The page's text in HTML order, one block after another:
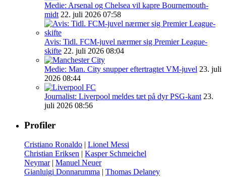
Medie: Arsenal og Chelsea vil kapre Bournemouth-
midt 22. juli 2026 07:58
Avis: Tidl. FCM-juvel nærmer sig Premier League-
skifte 22. juli 2026 08:04
Medie: Man. City snupper eftertragtet VM-juvel 23. juli
2026 08:44
Journalist: Liverpool meldes tæt på dyr PSG-kant 23.
juli 2026 08:56
Profiler
Cristiano Ronaldo | Lionel Messi
Christian Eriksen | Kasper Schmeichel
Neymar| Manuel Neuer
Gianluigi Donnarumma | Thomas Delaney